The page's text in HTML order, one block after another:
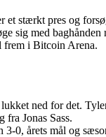
et stærkt pres og
sig med
frem i Bitcoin Arena.
ned for det.
Jonas Sass.
årets mål og